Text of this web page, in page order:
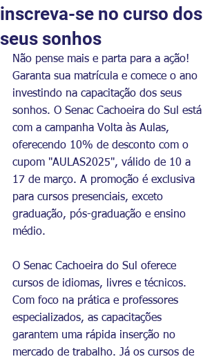
inscreva-se no curso dos
seus sonhos
Não pense mais e parta para a ação!
Garanta sua matrícula e comece o ano
investindo na capacitação dos seus
sonhos. O Senac Cachoeira do Sul está
com a campanha Volta às Aulas,
oferecendo 10% de desconto com o
cupom "AULAS2025", válido de 10 a
17 de março. A promoção é exclusiva
para cursos presenciais, exceto
graduação, pós-graduação e ensino
médio.
O Senac Cachoeira do Sul oferece
cursos de idiomas, livres e técnicos.
Com foco na prática e professores
especializados, as capacitações
garantem uma rápida inserção no
mercado de trabalho. Já os cursos de